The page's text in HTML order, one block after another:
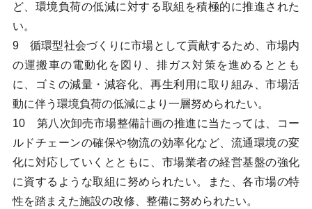
ど、環境負荷の低減に対する取組を積極的に推進された
い。
9 循環型社会づくりに市場として貢献するため、市場内
の運搬車の電動化を図り、排ガス対策を進めるととも
に、ゴミの減量・減容化、再生利用に取り組み、市場活
動に伴う環境負荷の低減により一層努められたい。
10 第八次卸売市場整備計画の推進に当たっては、コー
ルドチェーンの確保や物流の効率化など、流通環境の変
化に対応していくとともに、市場業者の経営基盤の強化
に資するような取組に努められたい。また、各市場の特
性を踏まえた施設の改修、整備に努められたい。